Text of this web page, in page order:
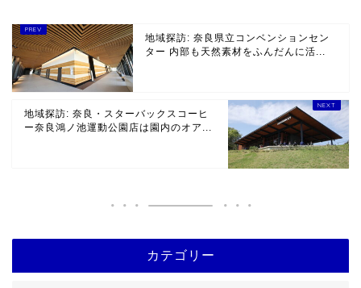
地域探訪: 奈良県立コンベンションセン
ター 内部も天然素材をふんだんに活...
地域探訪: 奈良・スターバックスコーヒ
ー奈良鴻ノ池運動公園店は園内のオア...
カテゴリー